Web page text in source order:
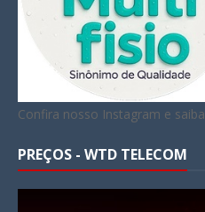
Confira nosso Instagram e
PREÇOS - WTD TELECOM